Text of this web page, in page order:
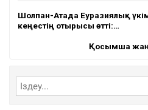
Шолпан-Атада Еуразиялық
кеңестің отырысы өтті:…
Қосымша